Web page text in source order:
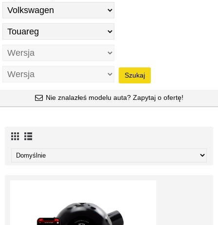
Szukaj
Nie znalazłeś modelu auta? Zapytaj o ofertę!